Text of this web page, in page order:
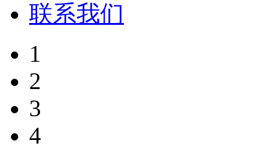
联系我们
1
2
3
4